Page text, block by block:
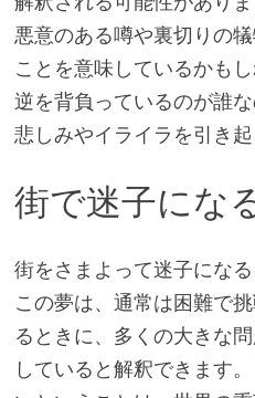
悪意のある噂や裏切りの
ことを意味しているかも
逆を背負っているのが誰
悲しみやイライラを引き起
街で迷子にな
街をさまよって迷子にな
この夢は、通常は困難で
るときに、多くの大きな
していると解釈できます